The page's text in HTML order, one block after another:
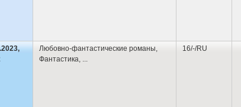
Любовно-фантастические романы
Фантастика
16/-/RU